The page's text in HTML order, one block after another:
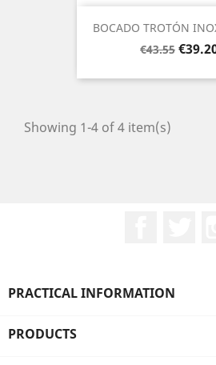
BOCADO TROTÓN
Regular
€43.55 Price
Showing 1-4 of 4 item(s)
PRACTICAL INFORMATION
PRODUCTS